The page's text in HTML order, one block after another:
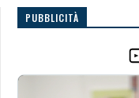
PUBBLICITÀ